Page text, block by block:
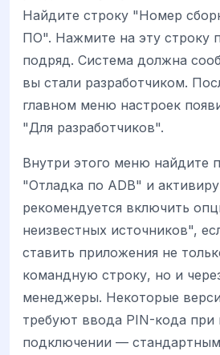
Найдите строку "Номер
ПО". Нажмите на эту строку
подряд. Система должна
вы стали разработчиком.
главном меню настроек
"Для разработчиков".
Внутри этого меню найдите
"Отладка по ADB" и
рекомендуется включить
неизвестных источников",
ставить приложения не
командную строку, но и
менеджеры. Некоторые
требуют ввода PIN-кода при
подключении —